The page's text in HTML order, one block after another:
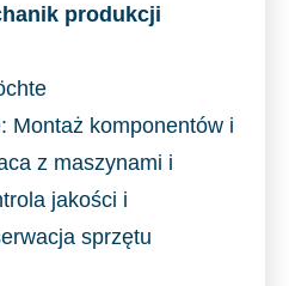
produkcji
Montaż komponentów i
z maszynami i
jakości i
sprzętu